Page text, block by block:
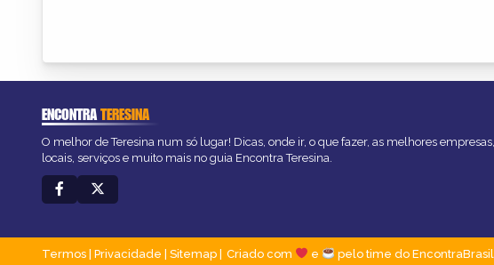
ENCONTRATERESINA
O melhor de Teresina num só lugar! Dicas, onde ir, o que fazer, as melhores empresas,
locais, serviços e muito mais no guia Encontra Teresina.
Termos Privacidade Sitemap Criado com e pelo time do EncontraBrasil